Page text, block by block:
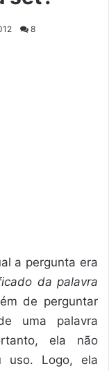
8
a pergunta era
da palavra
de perguntar
uma palavra
ela não
uso. Logo, ela